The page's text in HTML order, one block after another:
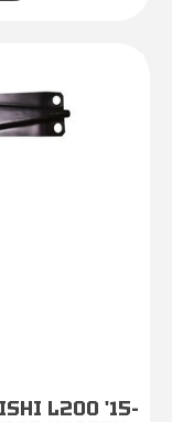
L200 '15-